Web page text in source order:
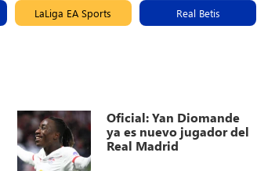
LaLiga EA Sports Real Betis
Oficial: Yan Diomande
ya es nuevo jugador del
Real Madrid